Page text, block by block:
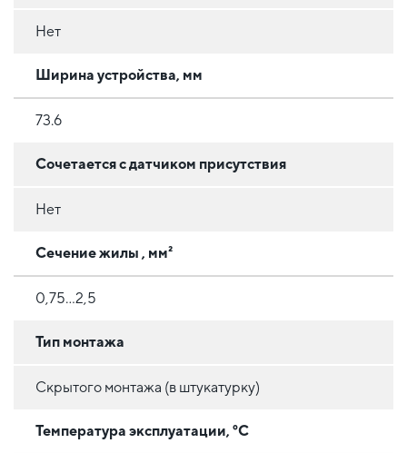
Нет
Ширина устройства, мм
73.6
Сочетается с датчиком присутствия
Нет
Сечение жилы , мм²
0,75...2,5
Тип монтажа
Скрытого монтажа (в штукатурку)
Температура эксплуатации, °C